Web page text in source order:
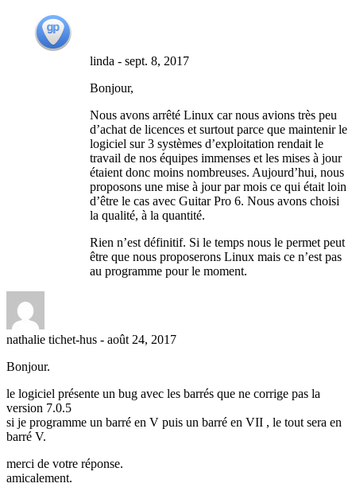
linda - sept. 8, 2017
Bonjour,
Nous avons arrêté Linux car nous avions très peu
d’achat de licences et surtout parce que maintenir le
logiciel sur 3 systèmes d’exploitation rendait le
travail de nos équipes immenses et les mises à jour
étaient donc moins nombreuses. Aujourd’hui, nous
proposons une mise à jour par mois ce qui était loin
d’être le cas avec Guitar Pro 6. Nous avons choisi
la qualité, à la quantité.
Rien n’est définitif. Si le temps nous le permet peut
être que nous proposerons Linux mais ce n’est pas
au programme pour le moment.
nathalie tichet-hus - août 24, 2017
Bonjour.
le logiciel présente un bug avec les barrés que ne corrige pas la
version 7.0.5
si je programme un barré en V puis un barré en VII , le tout sera en
barré V.
merci de votre réponse.
amicalement.